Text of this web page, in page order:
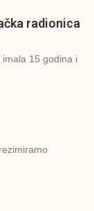
radionica
15 godina i